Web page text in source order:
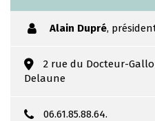
Alain Dupré,
2 rue du Docteur-
Delaune
06.61.85.88.64.